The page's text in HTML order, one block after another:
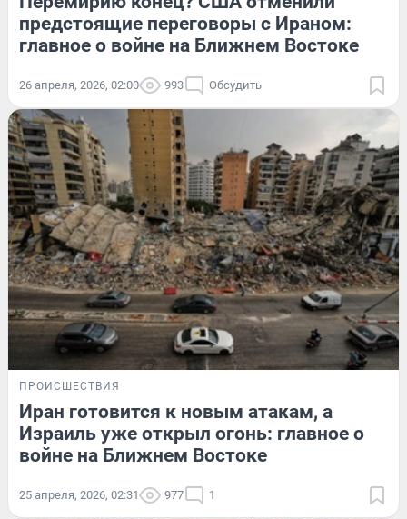
предстоящие переговоры с Ираном:
главное о войне на Ближнем Востоке
26 апреля, 2026, 02:00 993 Обсудить
ПРОИСШЕСТВИЯ
Иран готовится к новым атакам, а
Израиль уже открыл огонь: главное о
войне на Ближнем Востоке
25 апреля, 2026, 02:31 977 1